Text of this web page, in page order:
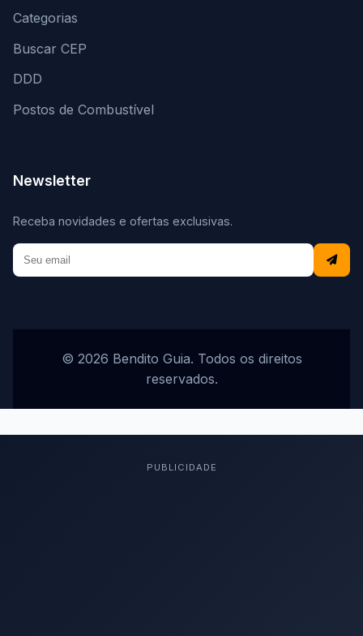
Categorias
Buscar CEP
DDD
Postos de Combustível
Newsletter
Receba novidades e ofertas exclusivas.
© 2026 Bendito Guia. Todos os direitos
reservados.